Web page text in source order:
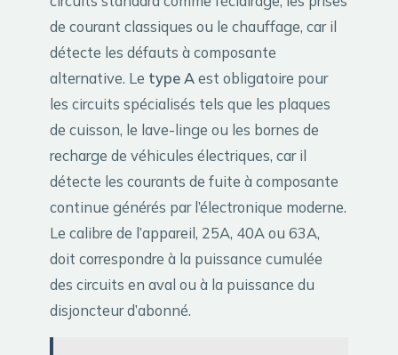
de courant classiques ou le chauffage, car il
détecte les défauts à composante
alternative. Le type Aest obligatoire pour
les circuits spécialisés tels que les plaques
de cuisson, le lave-linge ou les bornes de
recharge de véhicules électriques, car il
détecte les courants de fuite à composante
continue générés par l’électronique moderne.
Le calibre de l’appareil, 25A, 40A ou 63A,
doit correspondre à la puissance cumulée
des circuits en aval ou à la puissance du
disjoncteur d’abonné.